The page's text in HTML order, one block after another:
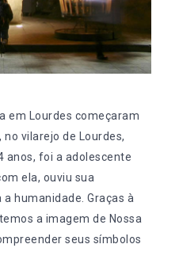
em Lourdes começaram
vilarejo de Lourdes,
anos, foi a adolescente
ela, ouviu sua
humanidade. Graças à
a imagem de Nossa
seus símbolos